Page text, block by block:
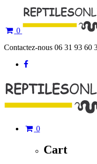
0
Contactez-nous 06 31 93 60
0
Cart